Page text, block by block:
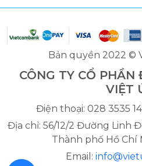
Bản quyền 2022 ©
CÔNG TY CỔ
VIỆT
Điện thoại: 028 3535
Địa chỉ: 56/12/2 Đường Linh
Thành phố Hồ Chí
Email: